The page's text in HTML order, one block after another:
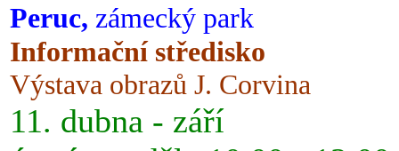
Peruc, zámecký park
Informační středisko
Výstava obrazů J. Corvina
11. dubna - září